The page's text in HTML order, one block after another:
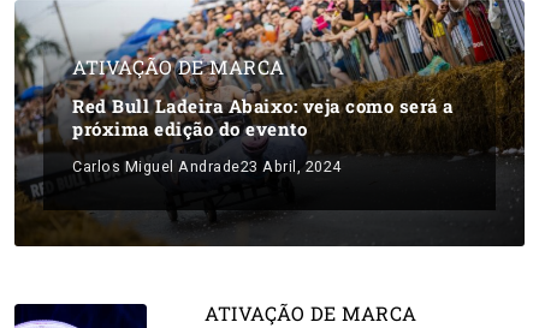
ATIVAÇÃO DE MARCA
Red Bull Ladeira Abaixo: veja como será a
próxima edição do evento
Carlos Miguel Andrade23 Abril, 2024
ATIVAÇÃO DE MARCA